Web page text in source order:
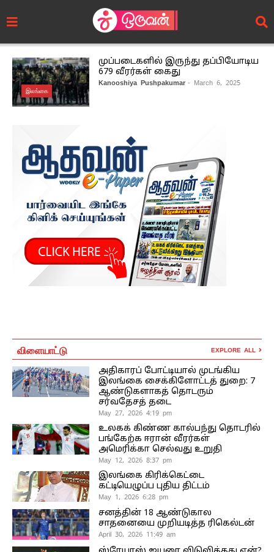
இலங்கை
முப்படைகளில் இருந்து தப்பியோடிய
679 வீரர்கள் கைது
Kanooshiya Pushpakumar - March 6, 2025
விளையாட்டு EXPLORE ALL
அதிகாரப் போட்டியால் முடங்கிய
இலங்கை சைக்கிளோட்டத் துறை: 7
ஆண்டுகளாகத் தொடரும்
சர்வதேசத் தடை
May 27, 2026 4:19 pm
உலகக் கிண்ண கால்பந்து தொடரில்
பங்கேற்க ஈரான் வீரர்கள்
அமெரிக்கா செல்வது உறுதி
May 12, 2026 8:37 pm
இலங்கை கிரிக்கெட்டை
கட்டியெழுப்ப புதிய திட்டம்
May 1, 2026 6:28 pm
சனத்தின் 18 ஆண்டுகால
சாதனையை முறியடித்த ரிகெல்டன்
April 30, 2026 11:49 am